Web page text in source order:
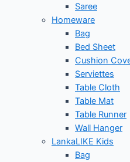
Saree
Homeware
Bag
Bed Sheet
Cushion
Serviettes
Table Cloth
Table Mat
Table Runner
Wall Hanger
LankaLIKE Kids
Bag